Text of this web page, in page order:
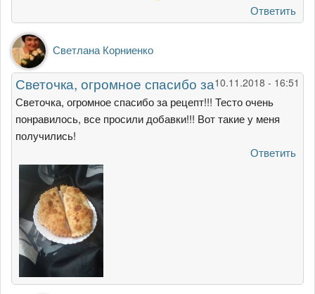
Ответить
Светлана Корниенко
10.11.2018 - 16:51
Светочка, огромное спасибо за
Светочка, огромное спасибо за рецепт!!! Тесто очень
понравилось, все просили добавки!!! Вот такие у меня
получились!
Ответить